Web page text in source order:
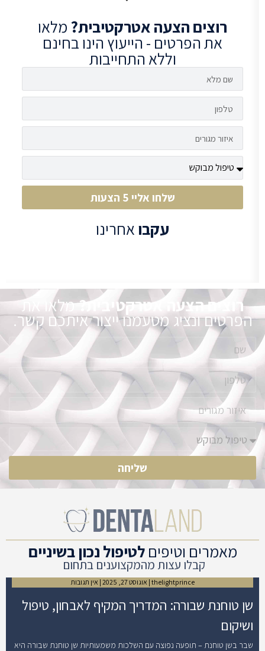
רוציםהצעה אטרקטיבית?מלאו
את הפרטים - הייעוץ הינו בחינם
וללא התחייבות
שלחו אליי 5 הצעות
עקבואחרינו
רוצים הצעה אטרקטיבית?מלאו את
הפרטים ונציג מטעמנו ייצור איתכם קשר.
שליחה
מאמרים וטיפים לטיפול נכון בשיניים
קבלו עצות מהמקצוענים בתחום
שן טוחנת שבורה: המדריך המקיף לאבחון, טיפול
ושיקום
thelightprince אוגוסט 27, 2025 אין תגובות
שבר בשן טוחנת – תופעה נפוצה עם השלכות משמעותיות שן טוחנת שבורה היא